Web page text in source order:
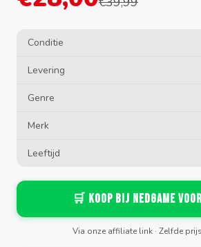
Conditie
Levering
Genre
Merk
Leeftijd
🛒 Koop bij Nedgame
Via onze affiliate link · Zelfde